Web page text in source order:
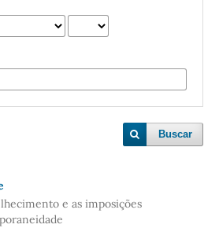
Buscar
e as imposições